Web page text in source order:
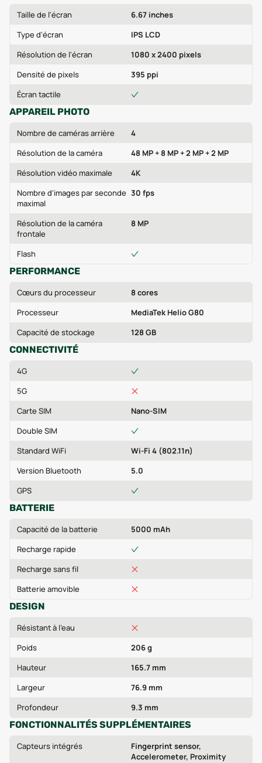
Taille de l'écran
6.67 inches
Type d'écran
IPS LCD
Résolution de l'écran
1080 x 2400 pixels
Densité de pixels
395 ppi
Écran tactile
APPAREIL PHOTO
Nombre de caméras arrière
4
Résolution de la caméra
48 MP + 8 MP + 2 MP + 2 MP
Résolution vidéo maximale
4K
Nombre d'images par seconde
maximal
30 fps
Résolution de la caméra
frontale
8 MP
Flash
PERFORMANCE
Cœurs du processeur
8 cores
Processeur
MediaTek Helio G80
Capacité de stockage
128 GB
CONNECTIVITÉ
4G
5G
Carte SIM
Nano-SIM
Double SIM
Standard WiFi
Wi-Fi 4 (802.11n)
Version Bluetooth
5.0
GPS
BATTERIE
Capacité de la batterie
5000 mAh
Recharge rapide
Recharge sans fil
Batterie amovible
DESIGN
Résistant à l'eau
Poids
206 g
Hauteur
165.7 mm
Largeur
76.9 mm
Profondeur
9.3 mm
FONCTIONNALITÉS SUPPLÉMENTAIRES
Capteurs intégrés
Fingerprint sensor,
Accelerometer, Proximity